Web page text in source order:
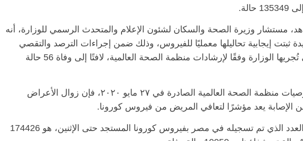
مستشار وزيرة الصحة والسكان لشئون الإعلام والمتحدث الرسمي للوزارة، أنه
حالة جديدة ثبتت إيجابية تحاليلها معمليًا للفيروس، وذلك ضمن إجراءات الترصد والتقصي
والفحوصات اللازمة التي تُجريها الوزارة وفقًا لإرشادات منظمة الصحة العالمية، لافتًا إلى وفاة 56 حالة
وقال مجاهد إنه طبقًا لتوصيات منظمة الصحة العالمية الصادرة في ٢٧ مايو ٢٠٢٠، فإن زوال الأعراض
وذكر مجاهد أن إجمالي العدد الذي تم تسجيله في مصر بفيروس كورونا المستجد حتى الإثنين، هو 174426